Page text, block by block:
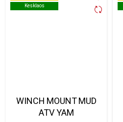
Kesklaos
Kesklaos
WINCH MOUNT MUD
ATV YAM